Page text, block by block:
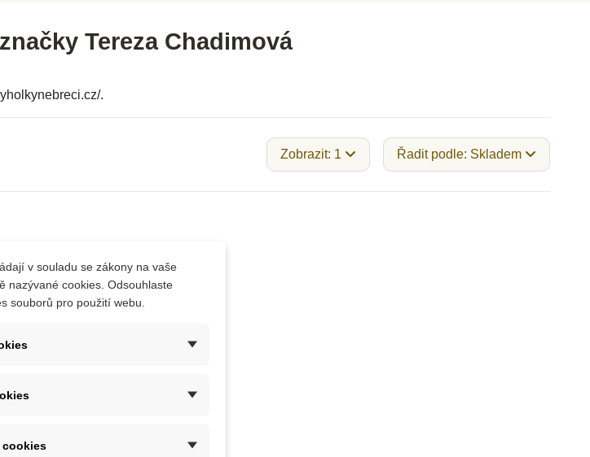
Tereza Chadimová
.
Zobrazit: 1 Řadit podle: Skladem
v souladu se zákony na vaše
nazývané cookies. Odsouhlaste
souborů pro použití webu.
cookies